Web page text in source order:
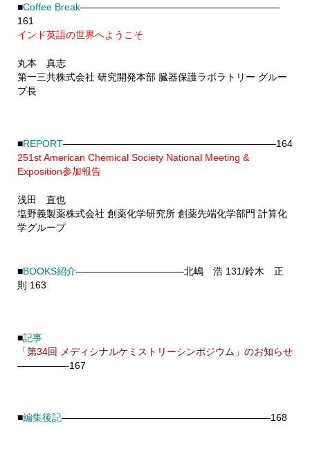
■Coffee Break————————————————————–
161
インド英語の世界へようこそ
丸本 真志
第一三共株式会社 研究開発本部 臓器保護ラボラトリー グルー
プ長
■REPORT——————————————————————164
251st American Chemical Society National Meeting &
Exposition参加報告
浅田 直也
塩野義製薬株式会社 創薬化学研究所 創薬先端化学部門 計算化
学グループ
■BOOKS紹介–——————————–北嶋 浩 131/鈴木 正
則 163
■記事
「第34回 メディシナルケミストリーシンポジウム」のお知らせ
—————-167
■編集後記—————————————————————–168